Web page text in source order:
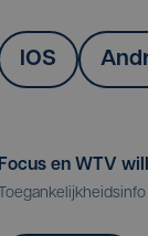
IOS
Focus en WTV